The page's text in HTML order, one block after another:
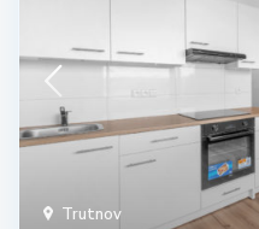
Trutnov